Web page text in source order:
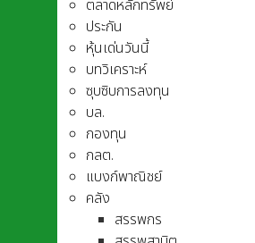
ตลาดหลักทรัพย์
ประกัน
หุ้นเด่นวันนี้
บทวิเคราะห์
ซุบซิบการลงทุน
บล.
กองทุน
กลต.
แบงก์พาณิชย์
คลัง
สรรพกร